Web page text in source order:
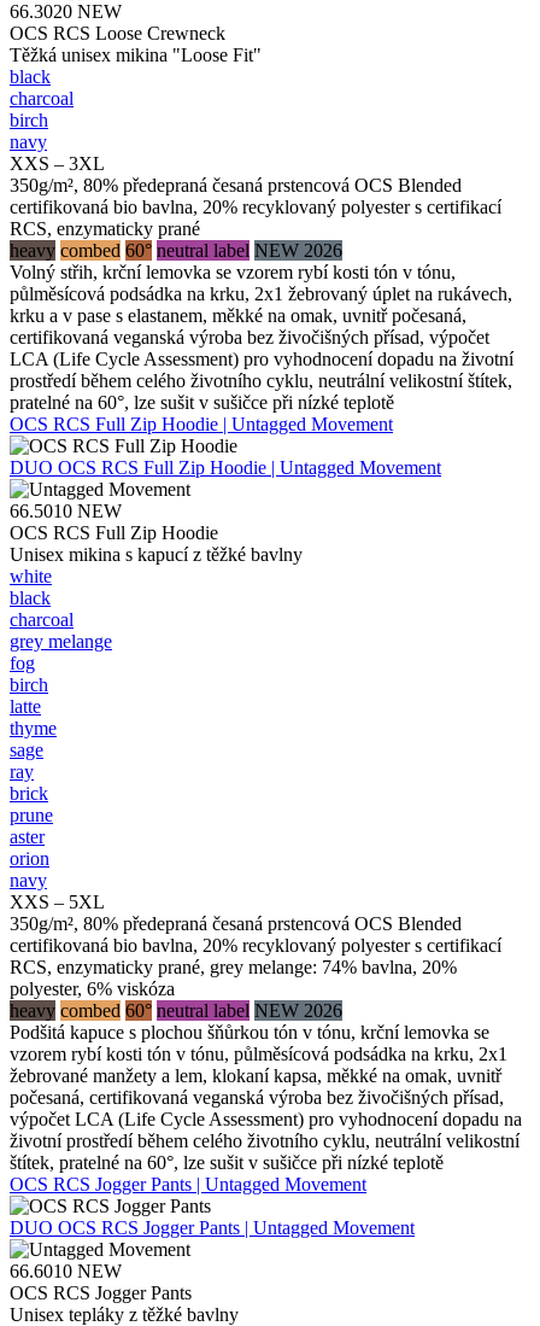
66.3020 NEW
OCS RCS Loose Crewneck
Těžká unisex mikina "Loose Fit"
black
charcoal
birch
navy
XXS – 3XL
350g/m², 80% předepraná česaná prstencová OCS Blended
certifikovaná bio bavlna, 20% recyklovaný polyester s certifikací
RCS, enzymaticky prané
heavy combed 60° neutral label NEW 2026
Volný střih, krční lemovka se vzorem rybí kosti tón v tónu,
půlměsícová podsádka na krku, 2x1 žebrovaný úplet na rukávech,
krku a v pase s elastanem, měkké na omak, uvnitř počesaná,
certifikovaná veganská výroba bez živočišných přísad, výpočet
LCA (Life Cycle Assessment) pro vyhodnocení dopadu na životní
prostředí během celého životního cyklu, neutrální velikostní štítek,
pratelné na 60°, lze sušit v sušičce při nízké teplotě
OCS RCS Full Zip Hoodie | Untagged Movement
DUO OCS RCS Full Zip Hoodie | Untagged Movement
66.5010 NEW
OCS RCS Full Zip Hoodie
Unisex mikina s kapucí z těžké bavlny
white
black
charcoal
grey melange
fog
birch
latte
thyme
sage
ray
brick
prune
aster
orion
navy
XXS – 5XL
350g/m², 80% předepraná česaná prstencová OCS Blended
certifikovaná bio bavlna, 20% recyklovaný polyester s certifikací
RCS, enzymaticky prané, grey melange: 74% bavlna, 20%
polyester, 6% viskóza
heavy combed 60° neutral label NEW 2026
Podšitá kapuce s plochou šňůrkou tón v tónu, krční lemovka se
vzorem rybí kosti tón v tónu, půlměsícová podsádka na krku, 2x1
žebrované manžety a lem, klokaní kapsa, měkké na omak, uvnitř
počesaná, certifikovaná veganská výroba bez živočišných přísad,
výpočet LCA (Life Cycle Assessment) pro vyhodnocení dopadu na
životní prostředí během celého životního cyklu, neutrální velikostní
štítek, pratelné na 60°, lze sušit v sušičce při nízké teplotě
OCS RCS Jogger Pants | Untagged Movement
DUO OCS RCS Jogger Pants | Untagged Movement
66.6010 NEW
OCS RCS Jogger Pants
Unisex tepláky z těžké bavlny